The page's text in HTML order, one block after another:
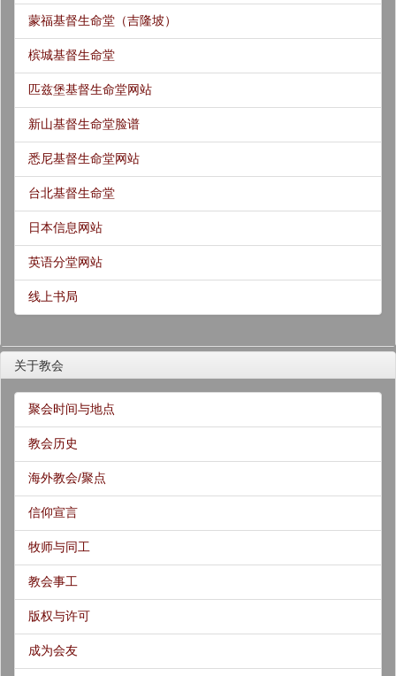
蒙福基督生命堂（吉隆坡）
槟城基督生命堂
匹兹堡基督生命堂网站
新山基督生命堂脸谱
悉尼基督生命堂网站
台北基督生命堂
日本信息网站
英语分堂网站
线上书局
关于教会
聚会时间与地点
教会历史
海外教会/聚点
信仰宣言
牧师与同工
教会事工
版权与许可
成为会友